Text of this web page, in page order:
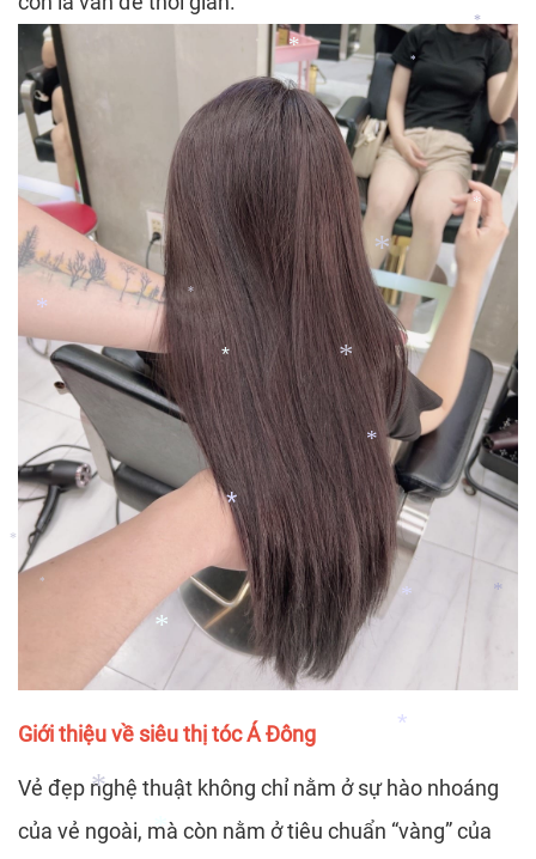
*
*
*
*
*
*
*
*
*
*
*
Giới thiệu về siêu thị tóc Á Đông
Vẻ đẹp nghệ thuật không chỉ nằm ở sự hào nhoáng
của vẻ ngoài, mà còn nằm ở tiêu chuẩn “vàng” của